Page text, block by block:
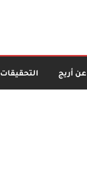
عن أريج التحقيقات